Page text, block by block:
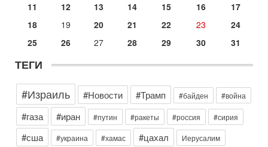
возможность масштабной военной операции против Ирана
после ракетной атаки на американскую базу в
Трамп взбешен атакой на базы! Иран играет с огнем.
В эфире телеканала ITON-TV политолог Цви Маген,
АМАН, глава спецслужбы "Натив", ‎Чрезвычайный и
Вчера, 17:49
Оснащен ли израильский «Дракон» ядерным
оружием?
Израиль получил от Германии новейшую подводную лодку
11
12 13 14 15 16
17
18
19 20 21 22 23
24
25
26 27 28 29 30 31
ТЕГИ
#Израиль
#Новости #Трамп #байден #война
#газа #иран #путин #ракеты #россия #сирия
#сша #украина #хамас #цахал Иерусалим